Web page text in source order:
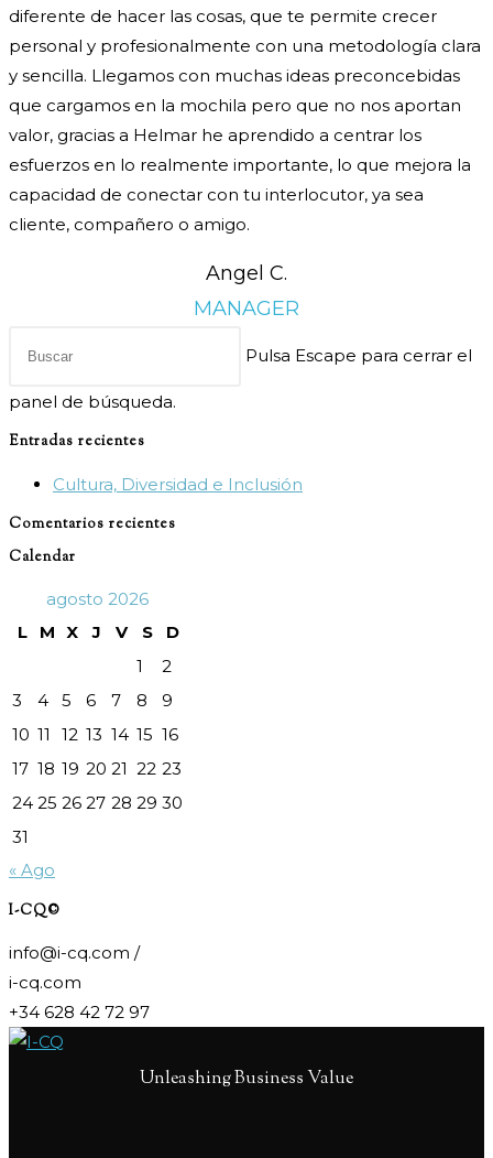
diferente de hacer las cosas, que te permite crecer
personal y profesionalmente con una metodología clara
y sencilla. Llegamos con muchas ideas preconcebidas
que cargamos en la mochila pero que no nos aportan
valor, gracias a Helmar he aprendido a centrar los
esfuerzos en lo realmente importante, lo que mejora la
capacidad de conectar con tu interlocutor, ya sea
cliente, compañero o amigo.
Angel C.
MANAGER
Pulsa Escape para cerrar el
panel de búsqueda.
Entradas recientes
Cultura, Diversidad e Inclusión
Comentarios recientes
Calendar
agosto 2026
L
M X J V S
D
1
2
3
4 5 6 7 8
9
10 11 12 13 14 15 16
17 18 19 20 21 22 23
24 25 26 27 28 29 30
31
« Ago
I-CQ©
info@i-cq.com /
i-cq.com
+34 628 42 72 97
Unleashing Business Value